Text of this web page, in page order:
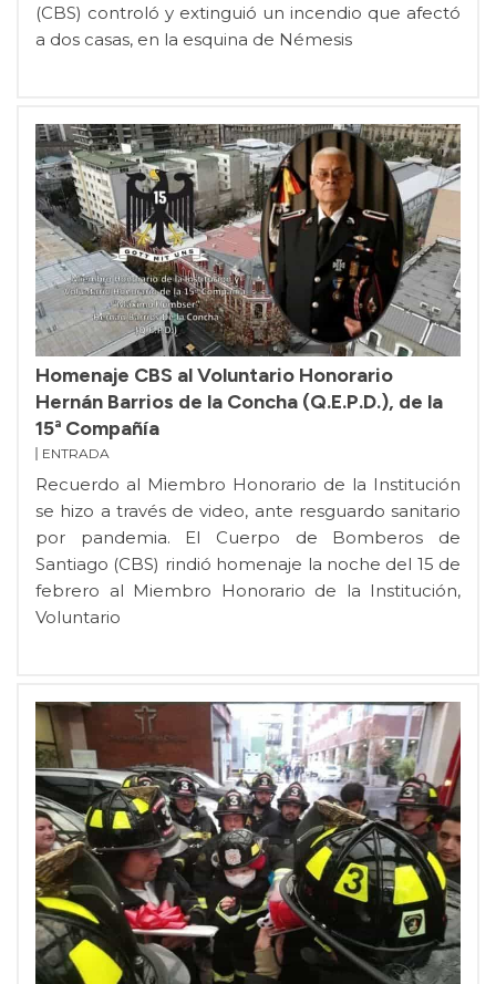
(CBS) controló y extinguió un incendio que afectó
a dos casas, en la esquina de Némesis
Homenaje CBS al Voluntario Honorario
Hernán Barrios de la Concha (Q.E.P.D.), de la
15ª Compañía
ENTRADA
Recuerdo al Miembro Honorario de la Institución
se hizo a través de video, ante resguardo sanitario
por pandemia. El Cuerpo de Bomberos de
Santiago (CBS) rindió homenaje la noche del 15 de
febrero al Miembro Honorario de la Institución,
Voluntario